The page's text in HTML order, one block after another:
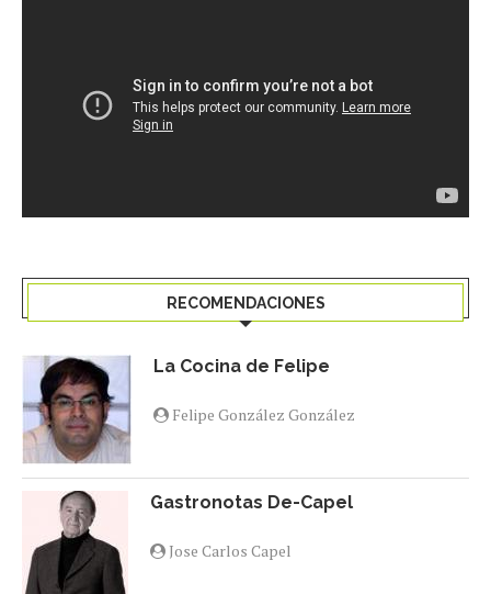
RECOMENDACIONES
La Cocina de Felipe
Felipe González González
Gastronotas De-Capel
Jose Carlos Capel